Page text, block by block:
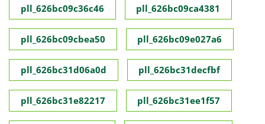
pll_626bc09c36c46 pll_626bc09ca4381
pll_626bc09cbea50 pll_626bc09e027a6
pll_626bc31d06a0d pll_626bc31decfbf
pll_626bc31e82217 pll_626bc31ee1f57